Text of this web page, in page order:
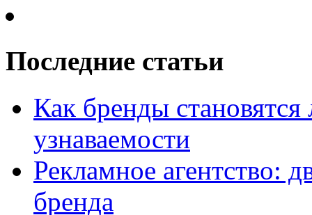
Последние статьи
Как бренды
узнаваемости
Рекламное агентство:
бренда